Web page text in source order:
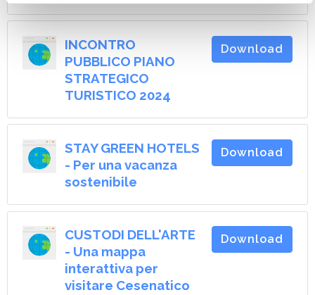
INCONTRO
PUBBLICO PIANO
STRATEGICO
TURISTICO 2024
Download
STAY GREEN HOTELS
- Per una vacanza
sostenibile
Download
CUSTODI DELL'ARTE
- Una mappa
interattiva per
visitare Cesenatico
Download